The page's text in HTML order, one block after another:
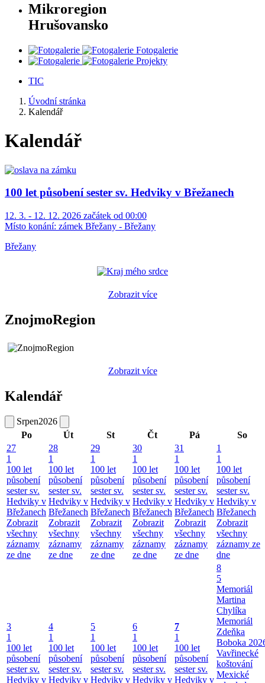
Mikroregion
Hrušovansko
Fotogalerie
Projekty
TIC
Úvodní stránka
Kalendář
Kalendář
100 let působení sester sv. Hedviky v Břežanech
12. 3. - 12. 12. 2026 začátek od 00:00
Místo konání: zámek Břežany - Břežany
Břežany
Zobrazit více
ZnojmoRegion
Zobrazit více
Kalendář
Srpen2026
Po
Út St Čt Pá
So
27
1
100 let
působení
sester sv.
Hedviky v
Břežanech
Zobrazit
všechny
záznamy
ze dne
28
1
100 let
působení
sester sv.
Hedviky v
Břežanech
Zobrazit
všechny
záznamy
ze dne
29
1
100 let
působení
sester sv.
Hedviky v
Břežanech
Zobrazit
všechny
záznamy
ze dne
30
1
100 let
působení
sester sv.
Hedviky v
Břežanech
Zobrazit
všechny
záznamy
ze dne
31
1
100 let
působení
sester sv.
Hedviky v
Břežanech
Zobrazit
všechny
záznamy
ze dne
1
1
100 let
působení
sester sv.
Hedviky v
Břežanech
Zobrazit
všechny
záznamy ze
dne
3
1
100 let
působení
sester sv.
Hedviky v
4
1
100 let
působení
sester sv.
Hedviky v
5
1
100 let
působení
sester sv.
Hedviky v
6
1
100 let
působení
sester sv.
Hedviky v
7
1
100 let
působení
sester sv.
Hedviky v
8
5
Memoriál
Martina
Chylíka
Memoriál
Zdeňka
Boboka
Vavřinecké
koštování
Mexické